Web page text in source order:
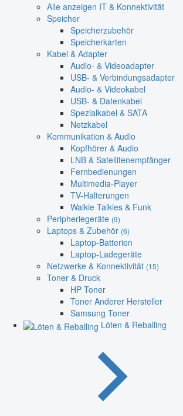
Alle anzeigen IT & Konnektivität
Speicher
Speicherzubehör
Speicherkarten
Kabel & Adapter
Audio- & Videoadapter
USB- & Verbindungsadapter
Audio- & Videokabel
USB- & Datenkabel
Spezialkabel & SATA
Netzkabel
Kommunikation & Audio
Kopfhörer & Audio
LNB & Satellitenempfänger
Fernbedienungen
Multimedia-Player
TV-Halterungen
Walkie Talkies & Funk
Peripheriegeräte (9)
Laptops & Zubehör (6)
Laptop-Batterien
Laptop-Ladegeräte
Netzwerke & Konnektivität (15)
Toner & Druck
HP Toner
Toner Anderer Hersteller
Samsung Toner
Löten & Reballing